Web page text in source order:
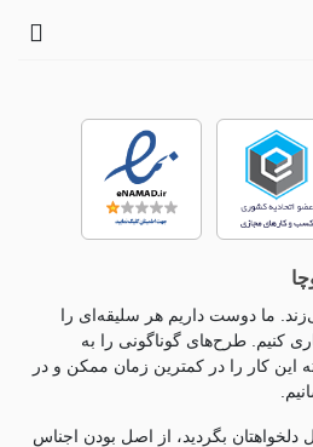
ما دوست داریم هر سلیقه‌ای را
کنیم. طرح‌های گوناگونی را به
این کار را در کمترین زمان ممکن و در
دلخواهتان بگردید، از اصل بودن اجناس